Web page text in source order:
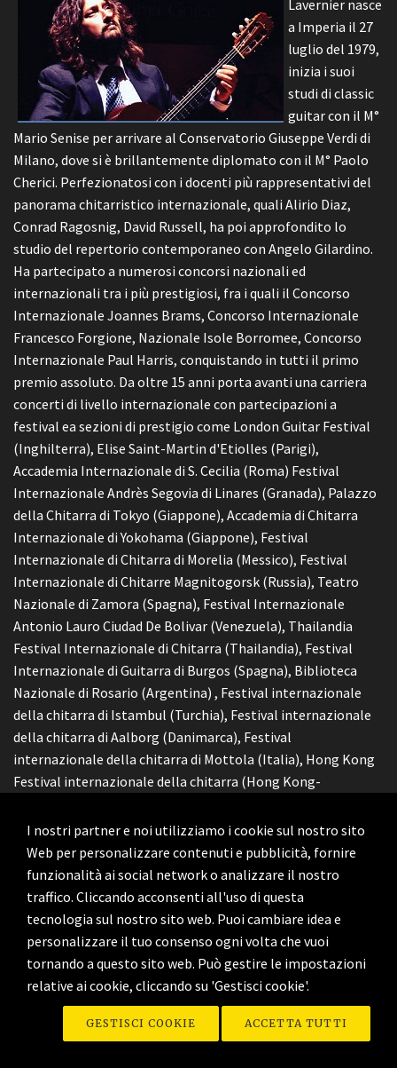
I nostri partner e noi utilizziamo i cookie sul nostro sito
Web per personalizzare contenuti e pubblicità, fornire
funzionalità ai social network o analizzare il nostro
traffico. Cliccando acconsenti all'uso di questa
tecnologia sul nostro sito web. Puoi cambiare idea e
personalizzare il tuo consenso ogni volta che vuoi
tornando a questo sito web. Può gestire le impostazioni
relative ai cookie, cliccando su 'Gestisci cookie'.
GESTISCI COOKIE ACCETTA TUTTI
Lavernier nasce
a Imperia il 27
luglio del 1979,
inizia i suoi
studi di classic
guitar con il M°
Mario Senise per arrivare al Conservatorio Giuseppe Verdi di
Milano, dove si è brillantemente diplomato con il M° Paolo
Cherici. Perfezionatosi con i docenti più rappresentativi del
panorama chitarristico internazionale, quali Alirio Diaz,
Conrad Ragosnig, David Russell, ha poi approfondito lo
studio del repertorio contemporaneo con Angelo Gilardino.
Ha partecipato a numerosi concorsi nazionali ed
internazionali tra i più prestigiosi, fra i quali il Concorso
Internazionale Joannes Brams, Concorso Internazionale
Francesco Forgione, Nazionale Isole Borromee, Concorso
Internazionale Paul Harris, conquistando in tutti il primo
premio assoluto. Da oltre 15 anni porta avanti una carriera
concerti di livello internazionale con partecipazioni a
festival ea sezioni di prestigio come London Guitar Festival
(Inghilterra), Elise Saint-Martin d'Etiolles (Parigi),
Accademia Internazionale di S. Cecilia (Roma) Festival
Internazionale Andrès Segovia di Linares (Granada), Palazzo
della Chitarra di Tokyo (Giappone), Accademia di Chitarra
Internazionale di Yokohama (Giappone), Festival
Internazionale di Chitarra di Morelia (Messico), Festival
Internazionale di Chitarre Magnitogorsk (Russia), Teatro
Nazionale di Zamora (Spagna), Festival Internazionale
Antonio Lauro Ciudad De Bolivar (Venezuela), Thailandia
Festival Internazionale di Chitarra (Thailandia), Festival
Internazionale di Guitarra di Burgos (Spagna), Biblioteca
Nazionale di Rosario (Argentina) , Festival internazionale
della chitarra di Istambul (Turchia), Festival internazionale
della chitarra di Aalborg (Danimarca), Festival
internazionale della chitarra di Mottola (Italia), Hong Kong
Festival internazionale della chitarra (Hong Kong-
in Giappone, dove torna sistematicamente con i suoi
progetti. Ha collaborato con importanti musicisti e
compositori in qualità di interprete tra cui Azio Corghi,
Alberto Colla.
PAKI ZENNARO e PAOLO PANARO "Bacco in Toscana"
Ditirambo di Francesco Redi
TIME ZONES LITERATURE & LE DIREZIONI DEL RACCONTO - 8/11 @
Auditorium Vallisa